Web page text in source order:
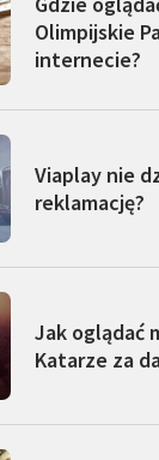
Olimpijskie
internecie?
Viaplay nie
reklamację?
Jak oglądać
Katarze za